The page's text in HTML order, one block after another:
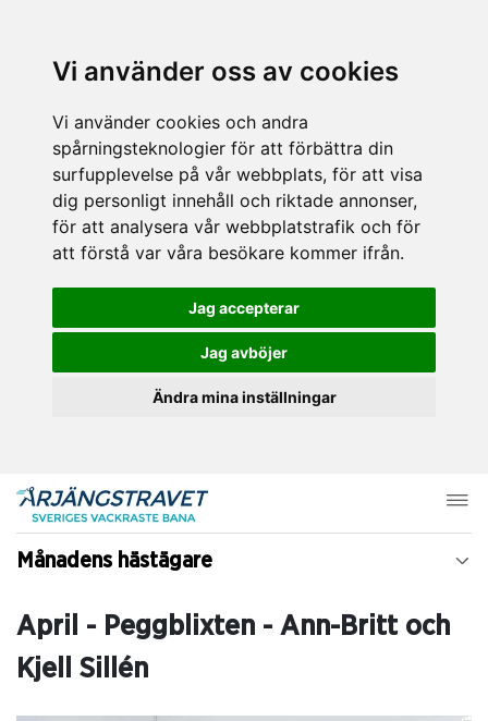
Vi använder oss av cookies
Vi använder cookies och andra
spårningsteknologier för att förbättra din
surfupplevelse på vår webbplats, för att visa
dig personligt innehåll och riktade annonser,
för att analysera vår webbplatstrafik och för
att förstå var våra besökare kommer ifrån.
Jag accepterar
Jag avböjer
Ändra mina inställningar
Månadens hästägare
April - Peggblixten - Ann-Britt och
Kjell Sillén